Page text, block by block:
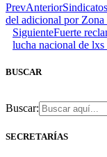
PrevAnterior
del adicional por Zona
SiguienteFuerte
lucha nacional de lxs
BUSCAR
Buscar:
SECRETARÍAS